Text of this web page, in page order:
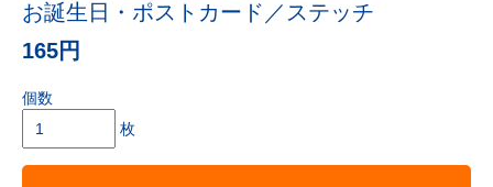
お誕生日・ポストカード／ステッチ
165円
個数
枚